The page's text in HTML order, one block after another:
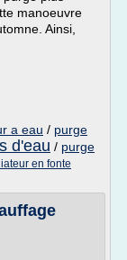
manoeuvre
Ainsi,
a eau / purge
d'eau / purge
en fonte